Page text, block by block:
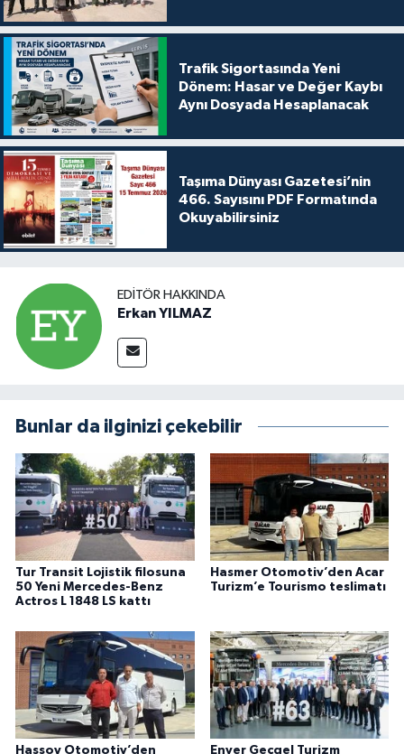
Trafik Sigortasında Yeni
Dönem: Hasar ve Değer Kaybı
Aynı Dosyada Hesaplanacak
Taşıma Dünyası Gazetesi’nin
466. Sayısını PDF Formatında
Okuyabilirsiniz
EDITÖR HAKKINDA
Erkan YILMAZ
Bunlar da ilginizi çekebilir
Tur Transit Lojistik filosuna
50 Yeni Mercedes-Benz
Actros L 1848 LS kattı
Hasmer Otomotiv’den Acar
Turizm’e Tourismo teslimatı
Hassoy Otomotiv’den Enver Geçgel Turizm